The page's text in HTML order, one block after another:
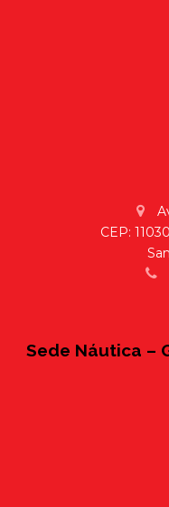
CEP:
Sede Náutica –